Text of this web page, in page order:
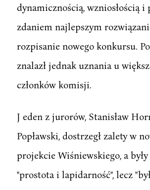
dynamicznością, wzniosłością i
zdaniem najlepszym
rozpisanie nowego konkursu.
znalazł jednak uznania u
członków komisji.
J eden z jurorów, Stanisław
Popławski, dostrzegł zalety w
projekcie Wiśniewskiego, a
"prostota i lapidarność", lecz